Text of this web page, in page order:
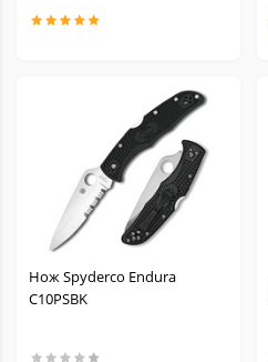
Нож Spyderco Endura
C10PSBK